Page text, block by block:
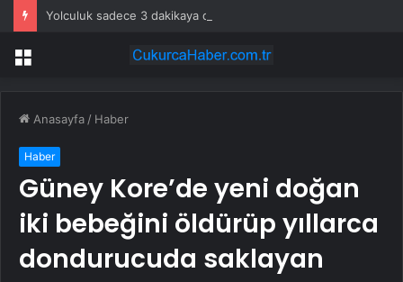
Menü
Anasayfa / Haber
Haber
Güney Kore’de yeni doğan
iki bebeğini öldürüp yıllarca
dondurucuda saklayan